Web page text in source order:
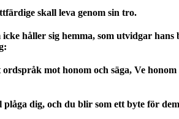
skall leva genom sin tro.
håller sig hemma, som utvidgar hans
mot honom och säga, Ve
dig, och du blir som ett byte för